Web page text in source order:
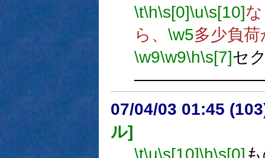
\t\h\s[0]\u\s[10]
ら、 \w5多少負
\w9\w9\h\s[7]セ
07/04/03 01:45
ル]
\t\u\s[10]\h\s[0]